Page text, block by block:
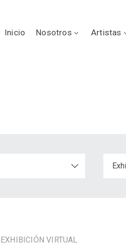
Inicio Nosotros Artistas
EXHIBICIÓN VIRTUAL